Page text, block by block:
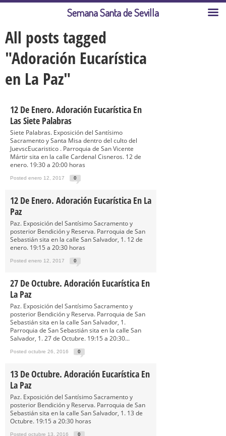
All posts tagged
"Adoración Eucarística
en La Paz"
12 De Enero. Adoración Eucarística En
Las Siete Palabras
Siete Palabras. Exposición del Santísimo
Sacramento y Santa Misa dentro del culto del
JuevscEucaristico . Parroquia de San Vicente
Mártir sita en la calle Cardenal Cisneros. 12 de
enero. 19:30 a 20:00 horas
Posted enero 12, 2017 0
12 De Enero. Adoración Eucarística En La
Paz
Paz. Exposición del Santísimo Sacramento y
posterior Bendición y Reserva. Parroquia de San
Sebastián sita en la calle San Salvador, 1. 12 de
enero. 19:15 a 20:30 horas
Posted enero 12, 2017 0
27 De Octubre. Adoración Eucarística En
La Paz
Paz. Exposición del Santísimo Sacramento y
posterior Bendición y Reserva. Parroquia de San
Sebastián sita en la calle San Salvador, 1.
Parroquia de San Sebastián sita en la calle San
Salvador, 1. 27 de Octubre. 19:15 a 20:30...
Posted octubre 26, 2016 0
13 De Octubre. Adoración Eucarística En
La Paz
Paz. Exposición del Santísimo Sacramento y
posterior Bendición y Reserva. Parroquia de San
Sebastián sita en la calle San Salvador, 1. 13 de
Octubre. 19:15 a 20:30 horas
Posted octubre 13, 2016 0
Semana Santa de Sevilla